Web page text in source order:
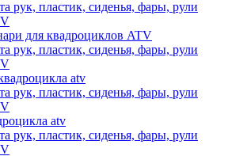
для квадроциклов ATV
atv
atv